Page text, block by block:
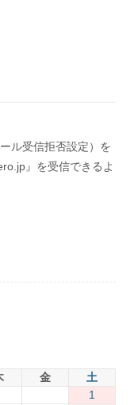
ル受信拒否設定）を
』を受信できるよ
金
土
1